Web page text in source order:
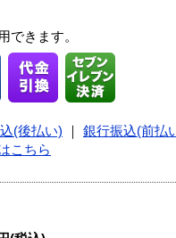
できます。
(後払い) 銀行振込(前払
こちら